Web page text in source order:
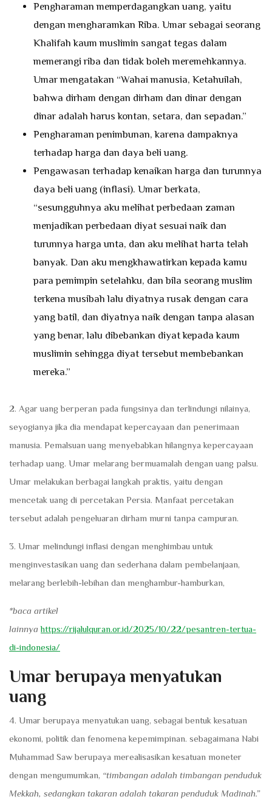
Pengharaman memperdagangkan uang, yaitu
dengan mengharamkan Riba. Umar sebagai seorang
Khalifah kaum muslimin sangat tegas dalam
memerangi riba dan tidak boleh meremehkannya.
Umar mengatakan “Wahai manusia, Ketahuilah,
bahwa dirham dengan dirham dan dinar dengan
dinar adalah harus kontan, setara, dan sepadan.”
Pengharaman penimbunan, karena dampaknya
terhadap harga dan daya beli uang.
Pengawasan terhadap kenaikan harga dan turunnya
daya beli uang (inflasi). Umar berkata,
“sesungguhnya aku melihat perbedaan zaman
menjadikan perbedaan diyat sesuai naik dan
turunnya harga unta, dan aku melihat harta telah
banyak. Dan aku mengkhawatirkan kepada kamu
para pemimpin setelahku, dan bila seorang muslim
terkena musibah lalu diyatnya rusak dengan cara
yang batil, dan diyatnya naik dengan tanpa alasan
yang benar, lalu dibebankan diyat kepada kaum
muslimin sehingga diyat tersebut membebankan
mereka.”
2. Agar uang berperan pada fungsinya dan terlindungi nilainya,
seyogianya jika dia mendapat kepercayaan dan penerimaan
manusia. Pemalsuan uang menyebabkan hilangnya kepercayaan
terhadap uang. Umar melarang bermuamalah dengan uang palsu.
Umar melakukan berbagai langkah praktis, yaitu dengan
mencetak uang di percetakan Persia. Manfaat percetakan
tersebut adalah pengeluaran dirham murni tanpa campuran.
3. Umar melindungi inflasi dengan menghimbau untuk
menginvestasikan uang dan sederhana dalam pembelanjaan,
melarang berlebih-lebihan dan menghambur-hamburkan,
*baca artikel
lainnya https://rijalulquran.or.id/2025/10/22/pesantren-tertua-
di-indonesia/
Umar berupaya menyatukan
uang
4. Umar berupaya menyatukan uang, sebagai bentuk kesatuan
ekonomi, politik dan fenomena kepemimpinan. sebagaimana Nabi
Muhammad Saw berupaya merealisasikan kesatuan moneter
dengan mengumumkan, “timbangan adalah timbangan penduduk
Mekkah, sedangkan takaran adalah takaran penduduk Madinah.”